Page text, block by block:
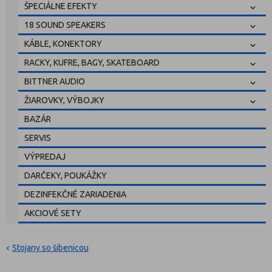
ŠPECIÁLNE EFEKTY
18 SOUND SPEAKERS
KÁBLE, KONEKTORY
RACKY, KUFRE, BAGY, SKATEBOARD
BITTNER AUDIO
ŽIAROVKY, VÝBOJKY
BAZÁR
SERVIS
VÝPREDAJ
DARČEKY, POUKÁŽKY
DEZINFEKČNÉ ZARIADENIA
AKCIOVÉ SETY
Stojany so šibenicou